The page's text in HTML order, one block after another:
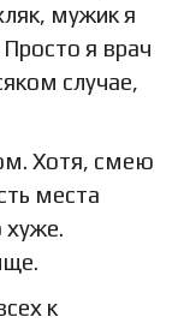
мужик я
я врач
случае,
Хотя, смею
места
хуже.
к